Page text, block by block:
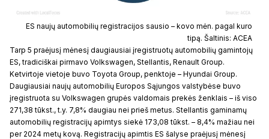
ES naujų automobilių registracijos sausio – kovo mėn. pagal kuro
tipą. Šaltinis: ACEA
Tarp 5 praėjusį mėnesį daugiausiai įregistruotų automobilių gamintojų
ES, tradiciškai pirmavo Volkswagen, Stellantis, Renault Group.
Ketvirtoje vietoje buvo Toyota Group, penktoje – Hyundai Group.
Daugiausiai naujų automobilių Europos Sąjungos valstybėse buvo
įregistruota su Volkswagen grupės valdomais prekės ženklais – iš viso
271,38 tūkst., t.y. 7,8% daugiau nei prieš metus. Stellantis gaminamų
automobilių registracijų apimtys siekė 173,08 tūkst. – 8,4% mažiau nei
per 2024 metų kovą. Registracijų apimtis ES šalyse praėjusį mėnesį